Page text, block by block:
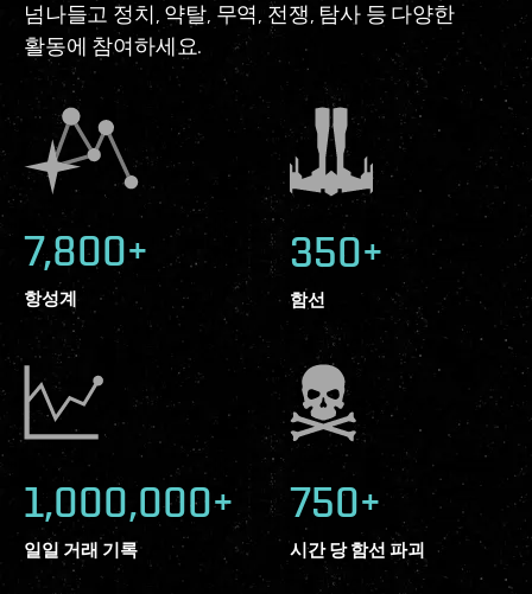
넘나들고 정치, 약탈, 무역, 전쟁, 탐사 등 다양한
활동에 참여하세요.
7,800+
항성계
350+
함선
1,000,000+
일일 거래 기록
750+
시간 당 함선 파괴